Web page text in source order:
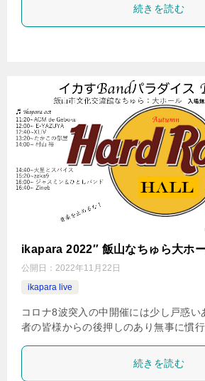
続きを読む
ikapara 2022″ 飯山なちゅら大ホ
公開日： 2022年11月22日
ikapara live
コロナ8波突入の中開催には少し戸惑い
者の皆様からの後押しのあり無事に慣行
続きを読む